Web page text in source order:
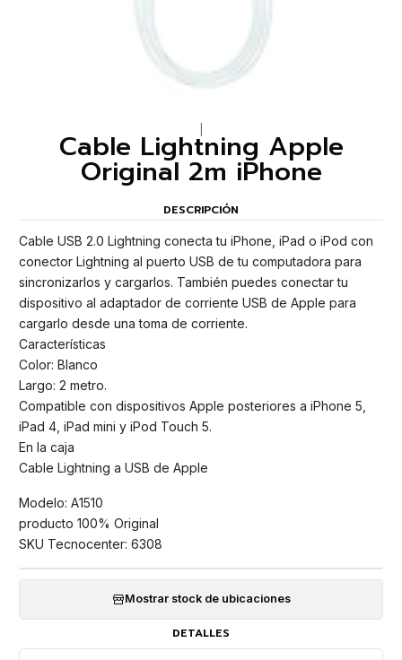
Cable Lightning Apple
Original 2m iPhone
DESCRIPCIÓN
Cable USB 2.0 Lightning conecta tu iPhone, iPad o iPod con
conector Lightning al puerto USB de tu computadora para
sincronizarlos y cargarlos. También puedes conectar tu
dispositivo al adaptador de corriente USB de Apple para
cargarlo desde una toma de corriente.
Características
Color: Blanco
Largo: 2 metro.
Compatible con dispositivos Apple posteriores a iPhone 5,
iPad 4, iPad mini y iPod Touch 5.
En la caja
Cable Lightning a USB de Apple
Modelo: A1510
producto 100% Original
SKU Tecnocenter: 6308
Mostrar stock de ubicaciones
DETALLES